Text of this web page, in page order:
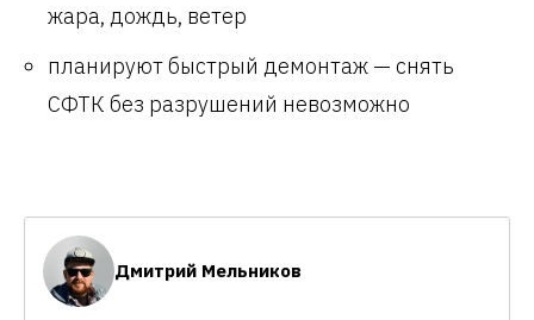
жара, дождь, ветер
планируют быстрый демонтаж — снять
СФТК без разрушений невозможно
Дмитрий Мельников